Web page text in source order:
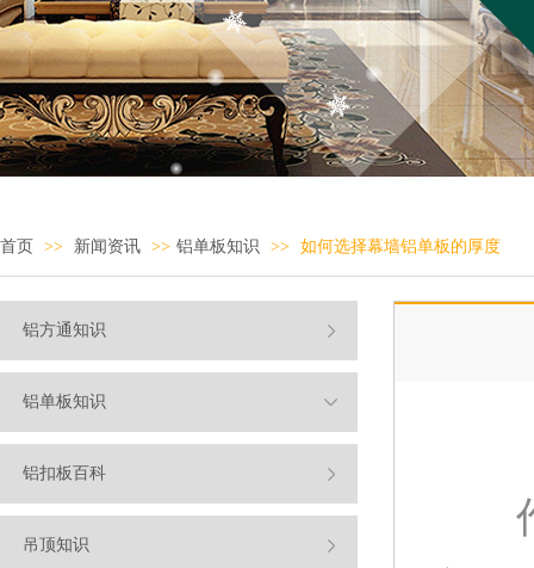
首页 >> 新闻资讯 >> 铝单板知识 >> 如何选择幕墙铝单板的厚度
铝方通知识
铝单板知识
铝扣板百科
吊顶知识
作